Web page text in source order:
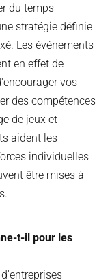
du temps
stratégie définie
Les événements
en effet de
vos
des compétences
de jeux et
aident les
individuelles
être mises à
t-il pour les